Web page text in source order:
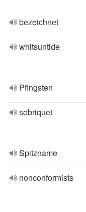
bezeichnet
whitsuntide
Pfingsten
sobriquet
Spitzname
nonconformists